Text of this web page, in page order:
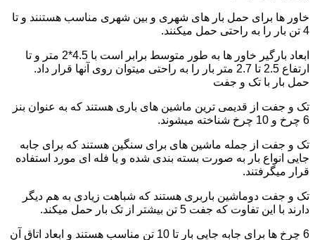
خاور ها برای حمل بار های شهری و بین شهری مناسب هستنند و تا
4 تن بار را به راحتی حمل میکنند.
ابعاد بارگیر خاور ها به طور متوسط برابر است با 4.5*2 متر و تا
ارتفاع 2.5 تا 2.7 متر بار را به راحتی میتوان روی آنها قرار داد.
حمل بار با تک و جفت
تک و جفت از قدیمی ترین ماشین های باری هستند که به عنوان بنز
6 چرخ و 10 چرخ شناخته میشوند.
تک و جفت از جمله ماشین های برای سنگین هستند که برای جابه
جایی انواع بار به صورت بسته بندی شده و یا فله ای مورد استفاده
قرار میگرفتند.
تک و جفت دوماشین باربری هستند که شباهت زیادی به هم دیگر
دارند با این تفاوت که جفت 5 تن بیشتر از تک بار حمل میکند.
6 چرخ ها برای جابه جایی بار تا 10 تن مناسب هستند و ابعاد اتاق آن